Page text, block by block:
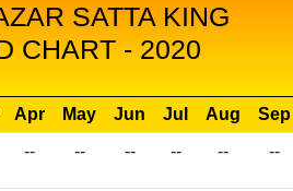
SATTA KING
CHART - 2020
Apr May Jun Jul Aug
Sep
-- -- -- -- -- --